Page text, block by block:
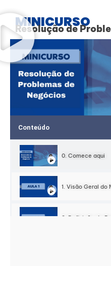
MINICURSO
Resolução de
Conteúdo
0. Comece aqui
1. Visão Geral do
2. Definição do